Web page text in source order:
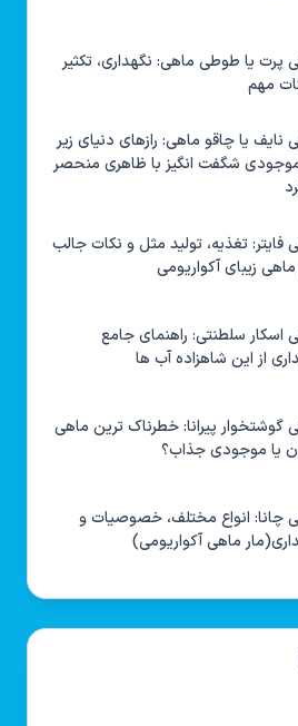
پرت یا طوطی ماهی: نگهداری، تکثیر
مهم
نایف یا چاقو ماهی: رازهای دنیای زیر
شگفت انگیز با ظاهری منحصر
فایتر: تغذیه، تولید مثل و نکات جالب
زیبای آکواریومی
اسکار سلطنتی: راهنمای جامع
از این شاهزاده آب ها
گوشتخوار پیرانا: خطرناک ترین ماهی
یا موجودی جذاب؟
چانا: انواع مختلف، خصوصیات و
ماهی آکواریومی)